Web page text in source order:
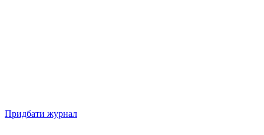
Придбати журнал